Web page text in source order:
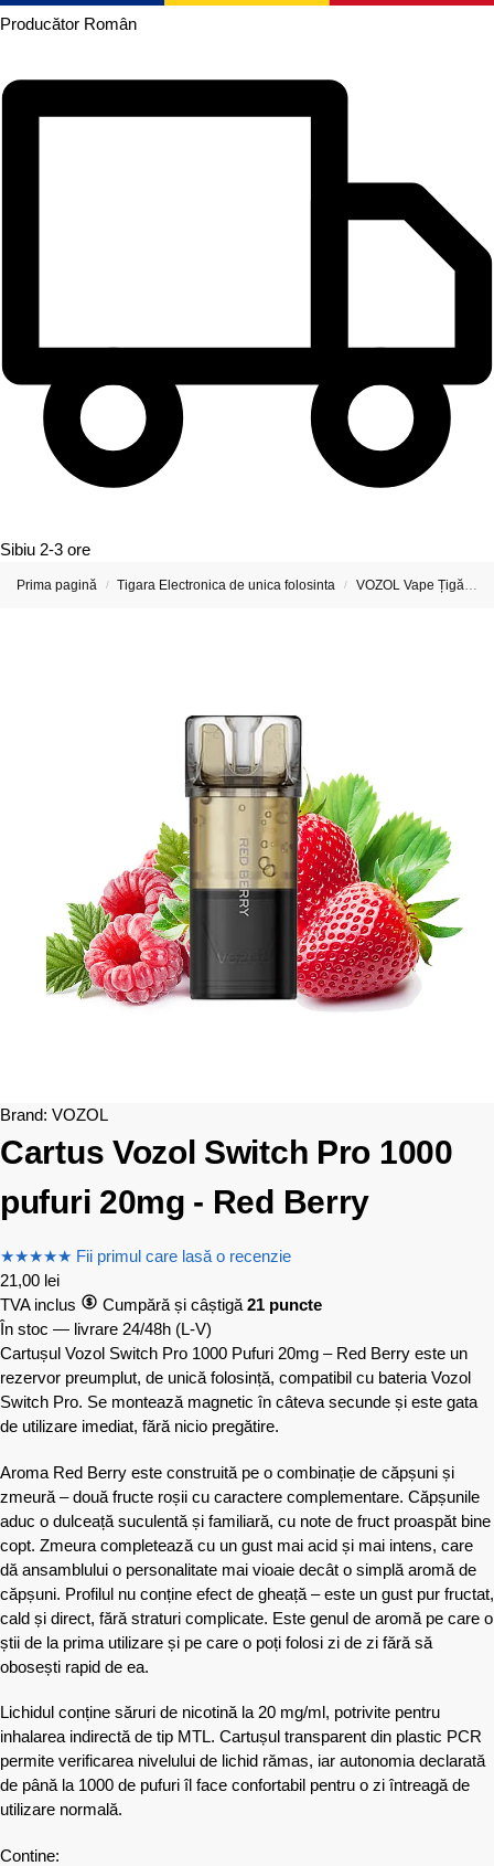
Producător Român
Sibiu 2-3 ore
Prima pagină / Tigara Electronica de unica folosinta / VOZOL Vape Țigări Electronice & Vape-uri
Brand: VOZOL
Cartus Vozol Switch Pro 1000
pufuri 20mg - Red Berry
★★★★★ Fii primul care lasă o recenzie
21,00 lei
TVA inclus
Cumpără și câștigă 21 puncte
În stoc — livrare 24/48h (L-V)
Cartușul Vozol Switch Pro 1000 Pufuri 20mg – Red Berry este un
rezervor preumplut, de unică folosință, compatibil cu bateria Vozol
Switch Pro. Se montează magnetic în câteva secunde și este gata
de utilizare imediat, fără nicio pregătire.
Aroma Red Berry este construită pe o combinație de căpșuni și
zmeură – două fructe roșii cu caractere complementare. Căpșunile
aduc o dulceață suculentă și familiară, cu note de fruct proaspăt bine
copt. Zmeura completează cu un gust mai acid și mai intens, care
dă ansamblului o personalitate mai vioaie decât o simplă aromă de
căpșuni. Profilul nu conține efect de gheață – este un gust pur fructat,
cald și direct, fără straturi complicate. Este genul de aromă pe care o
știi de la prima utilizare și pe care o poți folosi zi de zi fără să
obosești rapid de ea.
Lichidul conține săruri de nicotină la 20 mg/ml, potrivite pentru
inhalarea indirectă de tip MTL. Cartușul transparent din plastic PCR
permite verificarea nivelului de lichid rămas, iar autonomia declarată
de până la 1000 de pufuri îl face confortabil pentru o zi întreagă de
utilizare normală.
Contine: